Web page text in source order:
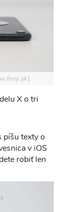
X o tri
píšu texty o
v iOS
robiť len